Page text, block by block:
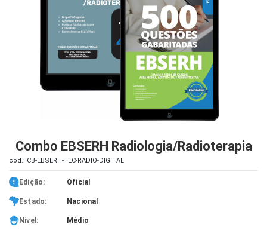
Combo EBSERH Radiologia/Radioterapia
cód.: CB-EBSERH-TEC-RADIO-DIGITAL
Edição: Oficial
Estado: Nacional
Nível: Médio